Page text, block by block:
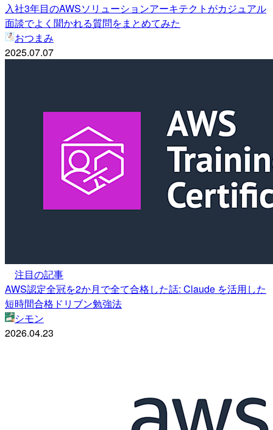
入社3年目のAWSソリューションアーキテクトがカジュアル
面談でよく聞かれる質問をまとめてみた
おつまみ
2025.07.07
注目の記事
AWS認定全冠を2か月で全て合格した話: Claude を活用した
短時間合格ドリブン勉強法
シモン
2026.04.23